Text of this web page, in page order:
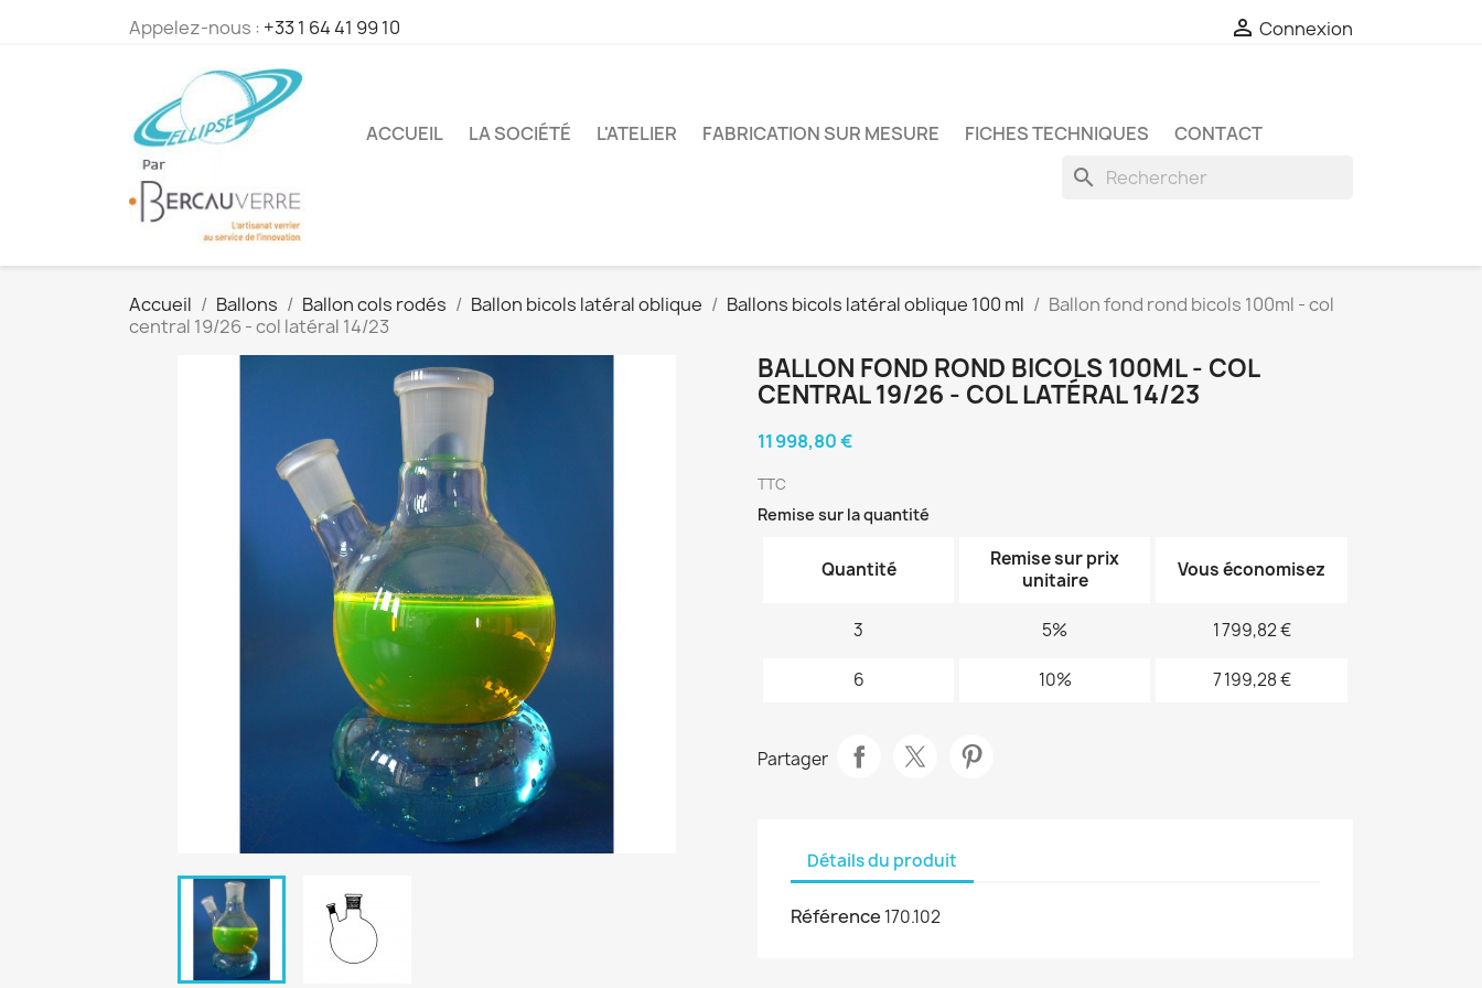
Appelez-nous : +33 1 64 41 99 10  Connexion
ACCUEIL LA SOCIÉTÉ L'ATELIER FABRICATION SUR MESURE FICHES TECHNIQUES CONTACT
search
Accueil Ballons Ballon cols rodés Ballon bicols latéral oblique Ballons bicols latéral oblique 100 ml
Ballon fond rond bicols 100ml - col
central 19/26 - col latéral 14/23
BALLON FOND ROND BICOLS 100ML - COL
CENTRAL 19/26 - COL LATÉRAL 14/23
11 998,80 €
TTC
Remise sur la quantité
Quantité
Remise sur prix
unitaire
Vous économisez
3 5% 1 799,82 €
6 10% 7 199,28 €
Partager
Détails du produit
Référence 170.102